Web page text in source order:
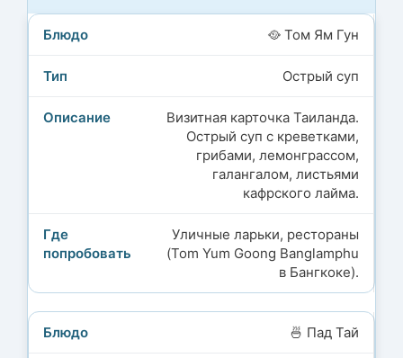
🥘 Том Ям Гун
Острый суп
Визитная карточка Таиланда.
Острый суп с креветками,
грибами, лемонграссом,
галангалом, листьями
кафрского лайма.
Уличные ларьки, рестораны
(Tom Yum Goong Banglamphu
в Бангкоке).
🍜 Пад Тай